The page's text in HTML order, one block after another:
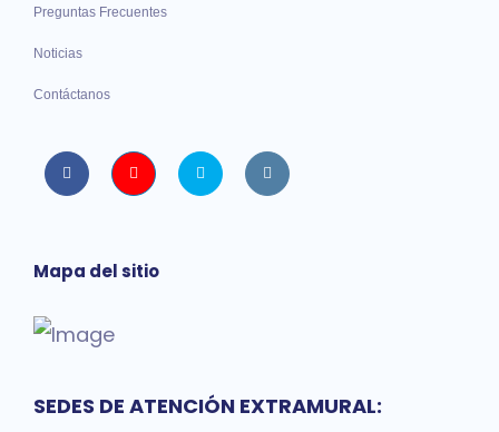
Preguntas Frecuentes
Noticias
Contáctanos
Facebook Youtube twitter instagram
Mapa del sitio
SEDES DE ATENCIÓN EXTRAMURAL: